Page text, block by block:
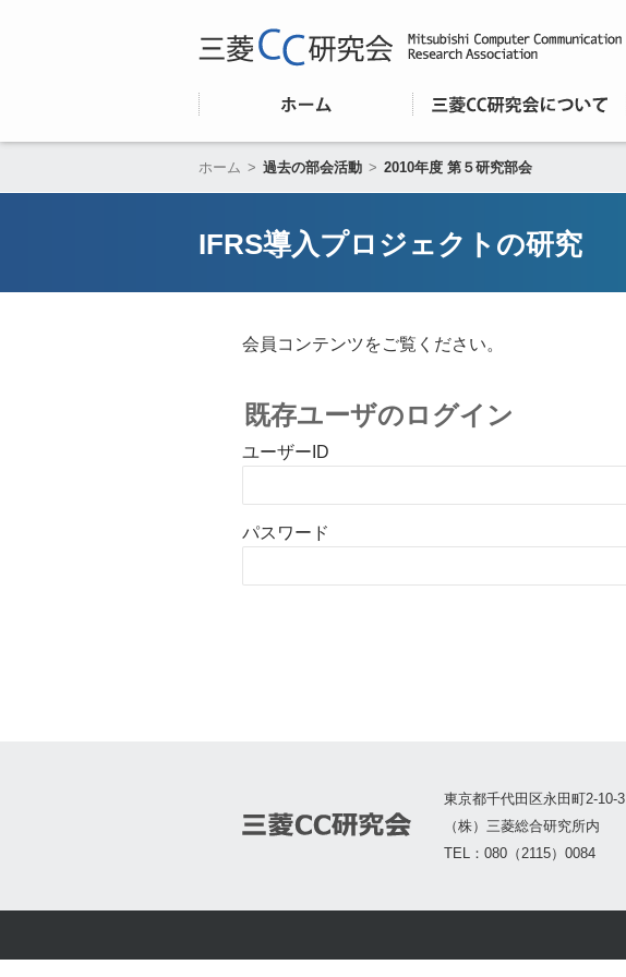
ホーム > 過去の部会活動 > 2010年度 第５研究部会
IFRS導入プロジェクトの研究
会員コンテンツをご覧ください。
既存ユーザのログイン
ユーザーID
パスワード
東京都千代田区永田町2-10-3
（株）三菱総合研究所内
TEL：080（2115）0084